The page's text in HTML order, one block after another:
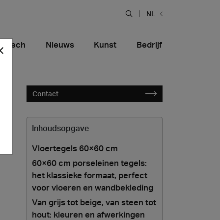
NL
Marmer
Garden
Food en restaurants
Bolero Restaurant
Nieuws Kunst Bedrijf
Contact
Inhoudsopgave
Vloertegels 60×60 cm
60×60 cm porseleinen tegels:
het klassieke formaat, perfect
voor vloeren en wandbekleding
Van grijs tot beige, van steen tot
hout: kleuren en afwerkingen